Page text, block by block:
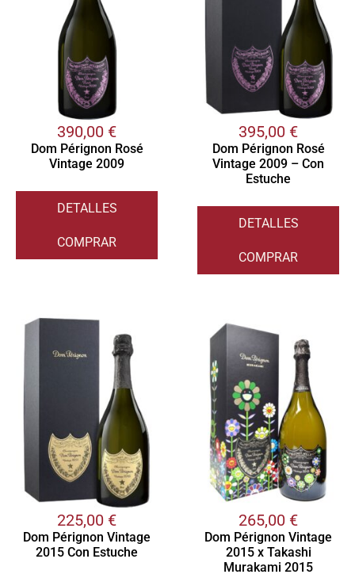
390,00 €
Dom Pérignon Rosé
Vintage 2009
DETALLES
COMPRAR
395,00 €
Dom Pérignon Rosé
Vintage 2009 – Con
Estuche
DETALLES
COMPRAR
225,00 €
Dom Pérignon Vintage
2015 Con Estuche
265,00 €
Dom Pérignon Vintage
2015 x Takashi
Murakami 2015